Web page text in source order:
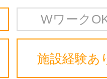
Wワーク
施設経験あ